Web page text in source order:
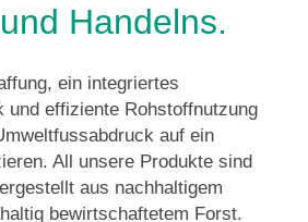
Handelns.
ein integriertes
und effiziente Rohstoffnutzung
auf ein
All unsere Produkte sind
aus nachhaltigem
bewirtschaftetem Forst.